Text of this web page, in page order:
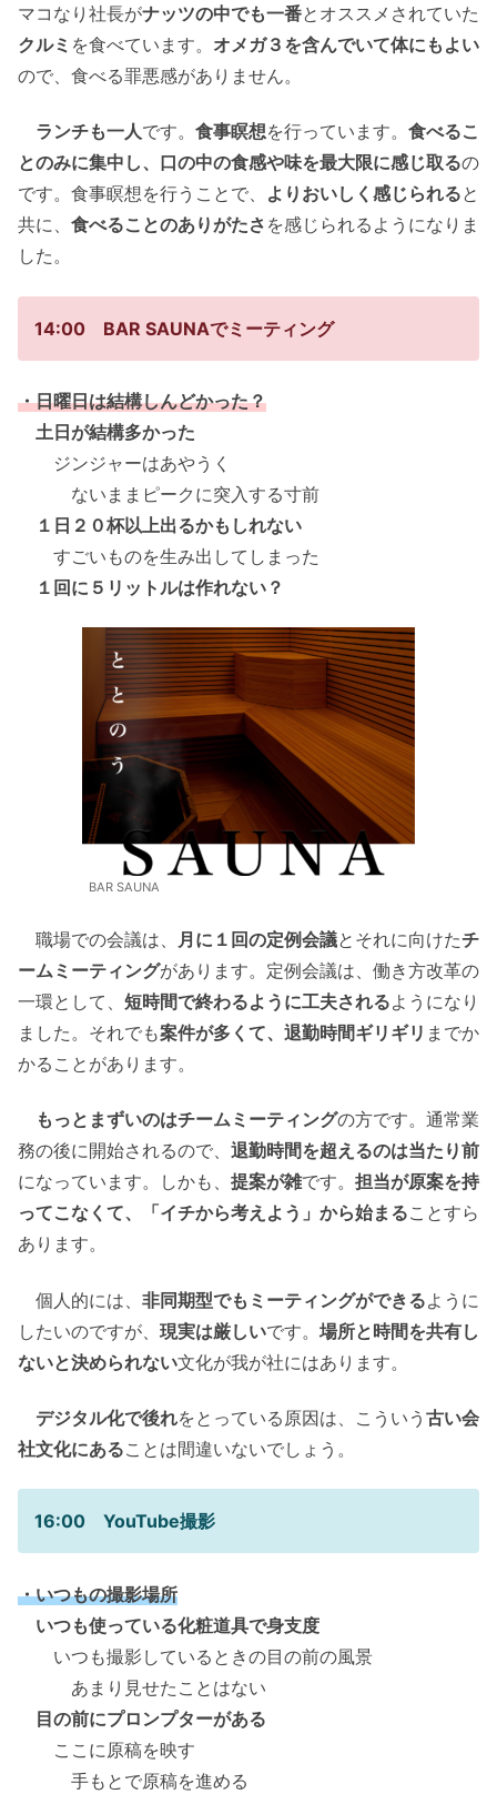
マコなり社長がナッツの中でも一番とオススメされていた
クルミ を食べています。 オメガ３を含んでいて体にもよい
ので、食べる罪悪感がありません。
ランチも一人です。 食事瞑想を行っています。 食べるこ
とのみに集中し、口の中の食感や味を最大限に感じ取るの
です。食事瞑想を行うことで、 よりおいしく感じられると
共に、 食べることのありがたさ を感じられるようになりま
した。
14:00 BAR SAUNAでミーティング
・日曜日は結構しんどかった？
土日が結構多かった
ジンジャーはあやうく
ないままピークに突入する寸前
１日２０杯以上出るかもしれない
すごいものを生み出してしまった
１回に５リットルは作れない？
BAR SAUNA
職場での会議は、 月に１回の定例会議とそれに向けたチ
ームミーティングがあります。定例会議は、働き方改革の
一環として、 短時間で終わるように工夫されるようになり
ました。それでも案件が多くて、退勤時間ギリギリ までか
かることがあります。
もっとまずいのはチームミーティングの方です。通常業
務の後に開始されるので、 退勤時間を超えるのは当たり前
になっています。しかも、 提案が雑です。 担当が原案を持
ってこなくて、「イチから考えよう」から始まることすら
あります。
個人的には、 非同期型でもミーティングができるように
したいのですが、 現実は厳しいです。 場所と時間を共有し
ないと決められない文化が我が社にはあります。
デジタル化で後れをとっている原因は、こういう 古い会
社文化にあることは間違いないでしょう。
16:00 YouTube撮影
・いつもの撮影場所
いつも使っている化粧道具で身支度
いつも撮影しているときの目の前の風景
あまり見せたことはない
目の前にプロンプターがある
ここに原稿を映す
手もとで原稿を進める